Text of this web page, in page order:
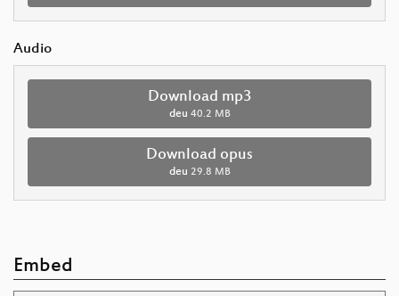
Audio
Download mp3
deu 40.2 MB
Download opus
deu 29.8 MB
Embed